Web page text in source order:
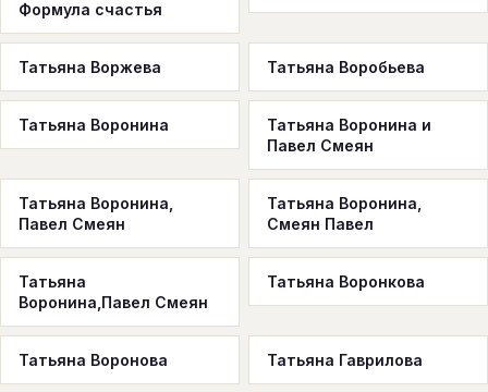
Формула счастья
Татьяна Воржева Татьяна Воробьева
Татьяна Воронина
Татьяна Воронина и
Павел Смеян
Татьяна Воронина,
Павел Смеян
Татьяна Воронина,
Смеян Павел
Татьяна
Воронина,Павел Смеян
Татьяна Воронкова
Татьяна Воронова Татьяна Гаврилова